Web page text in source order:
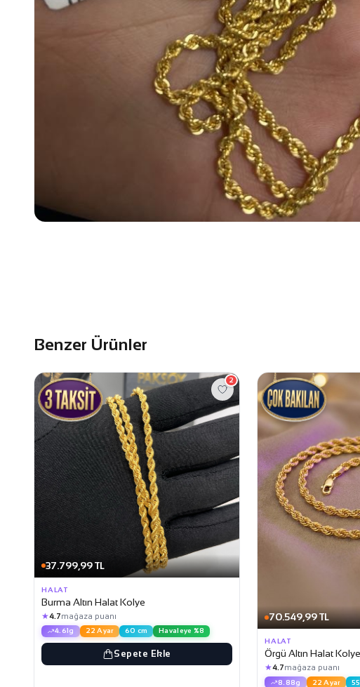
Benzer Ürünler
37.799,99 TL
2
HALAT
Burma Altın Halat Kolye
★4.7mağaza puanı
4.61g 22 Ayar 60 cm Havaleye %8
Sepete Ekle
70.549,99 TL
HALAT
Örgü Altın Halat Kolye
★4.7mağaza puanı
8.88g 22 Ayar